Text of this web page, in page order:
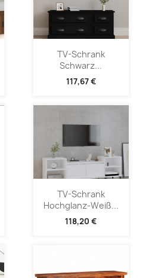
TV-Schrank
Schwarz...
117,67 €
TV-Schrank
Hochglanz-Weiß...
118,20 €